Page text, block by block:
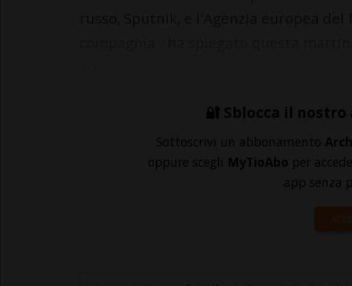
🔐 Sblocca il
Sottoscrivi un abbonamento
oppure scegli MyTioAbo per
app senza